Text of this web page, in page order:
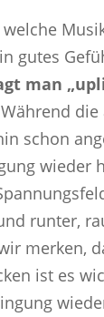
welche
gutes
man
die
schon
wieder
runter,
merken,
ist es